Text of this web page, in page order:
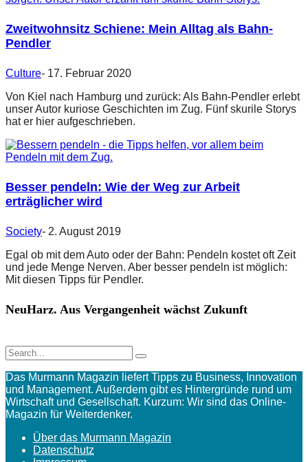
Zweitwohnsitz Schiene: Mein Alltag als Bahn-
Pendler
Culture- 17. Februar 2020
Von Kiel nach Hamburg und zurück: Als Bahn-Pendler erlebt
unser Autor kuriose Geschichten im Zug. Fünf skurile Storys
hat er hier aufgeschrieben.
Besser pendeln: Wie der Weg zur Arbeit
erträglicher wird
Society- 2. August 2019
Egal ob mit dem Auto oder der Bahn: Pendeln kostet oft Zeit
und jede Menge Nerven. Aber besser pendeln ist möglich:
Mit diesen Tipps für Pendler.
NeuHarz. Aus Vergangenheit wächst Zukunft
Das Murmann Magazin liefert Tipps zu Business, Innovation
und Management. Außerdem gibt es Hintergründe rund um
Wirtschaft und Gesellschaft. Kurzum: Wir sind das Online-
Magazin für Weiterdenker.
Über das Murmann Magazin
Datenschutz